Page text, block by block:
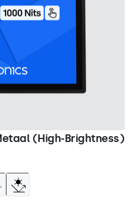
(High-Brightness)